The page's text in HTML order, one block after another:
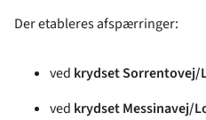
Der etableres afspærringer:
ved krydset Sorrentovej/
ved krydset Messinavej/